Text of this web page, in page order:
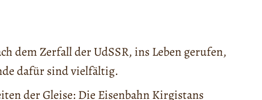
dem Zerfall der UdSSR, ins Leben gerufen,
dafür sind vielfältig.
der Gleise: Die Eisenbahn Kirgistans